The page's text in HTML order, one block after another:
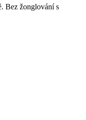
Bez žonglování s